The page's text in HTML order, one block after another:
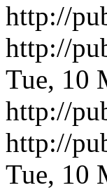
http://
http://
Tue, 10
http://
http://
Tue, 10